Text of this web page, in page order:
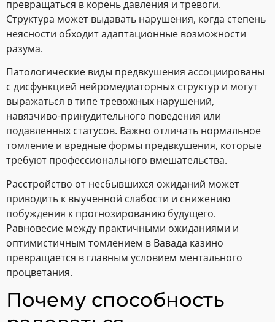
превращаться в корень давления и тревоги.
Структура может выдавать нарушения, когда степень
неясности обходит адаптационные возможности
разума.
Патологические виды предвкушения ассоциированы
с дисфункцией нейромедиаторных структур и могут
выражаться в типе тревожных нарушений,
навязчиво-принудительного поведения или
подавленных статусов. Важно отличать нормальное
томление и вредные формы предвкушения, которые
требуют профессионального вмешательства.
Расстройство от несбывшихся ожиданий может
приводить к выученной слабости и снижению
побуждения к прогнозированию будущего.
Равновесие между практичными ожиданиями и
оптимистичным томлением в Вавада казино
превращается в главным условием ментального
процветания.
Почему способность